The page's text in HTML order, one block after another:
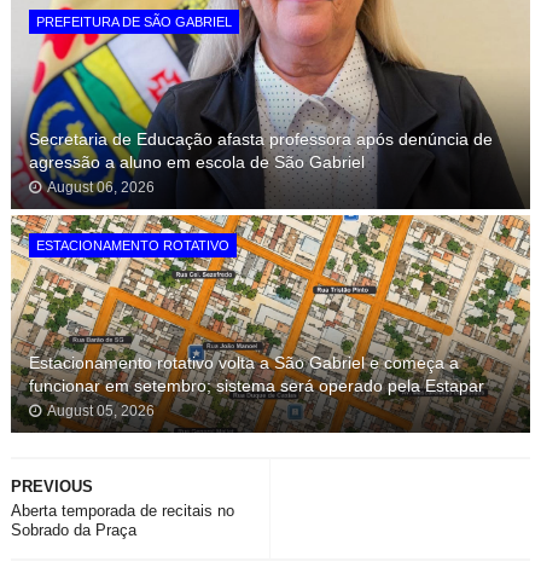
PREFEITURA DE SÃO GABRIEL
Secretaria de Educação afasta professora após denúncia de
agressão a aluno em escola de São Gabriel
August 06, 2026
ESTACIONAMENTO ROTATIVO
Estacionamento rotativo volta a São Gabriel e começa a
funcionar em setembro; sistema será operado pela Estapar
August 05, 2026
PREVIOUS
Aberta temporada de recitais no
Sobrado da Praça